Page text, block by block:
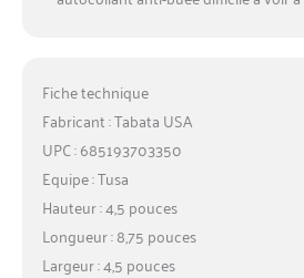
Fiche technique
Fabricant : Tabata USA
UPC : 685193703350
Equipe : Tusa
Hauteur : 4,5 pouces
Longueur : 8,75 pouces
Largeur : 4,5 pouces